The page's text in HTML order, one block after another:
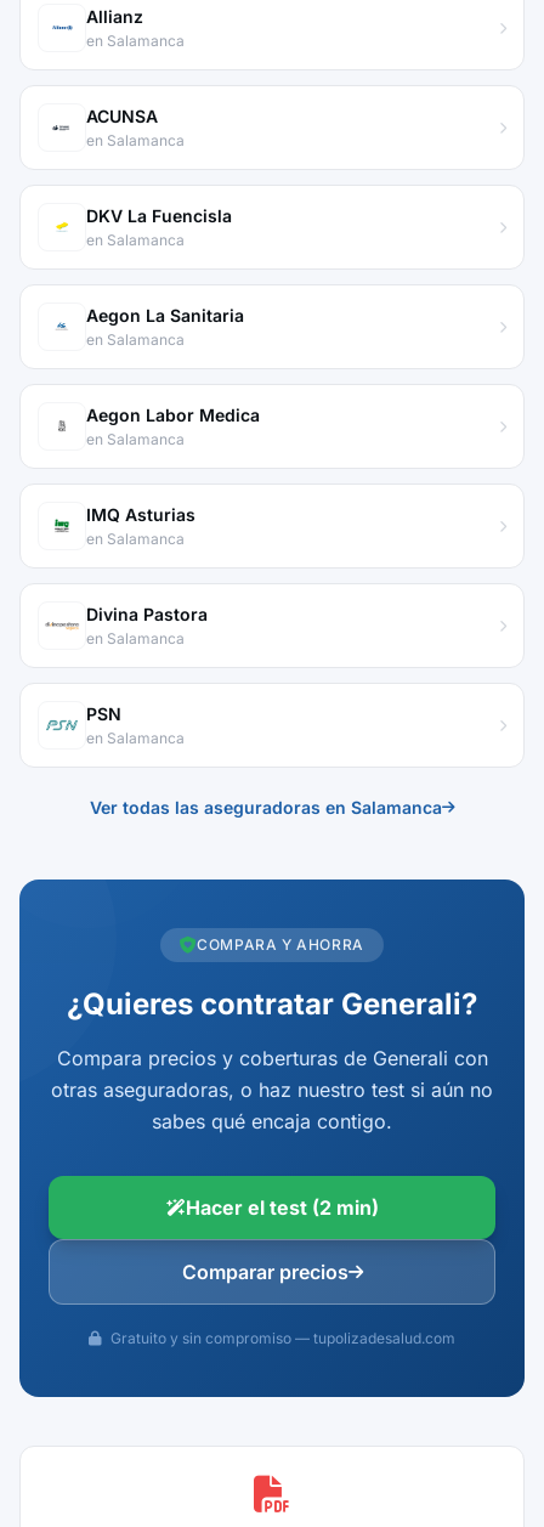
Allianz
en Salamanca
ACUNSA
en Salamanca
DKV La Fuencisla
en Salamanca
Aegon La Sanitaria
en Salamanca
Aegon Labor Medica
en Salamanca
IMQ Asturias
en Salamanca
Divina Pastora
en Salamanca
PSN
en Salamanca
Ver todas las aseguradoras en Salamanca
COMPARA Y AHORRA
¿Quieres contratar Generali?
Compara precios y coberturas de Generali con
otras aseguradoras, o haz nuestro test si aún no
sabes qué encaja contigo.
Hacer el test (2 min)
Comparar precios
Gratuito y sin compromiso — tupolizadesalud.com